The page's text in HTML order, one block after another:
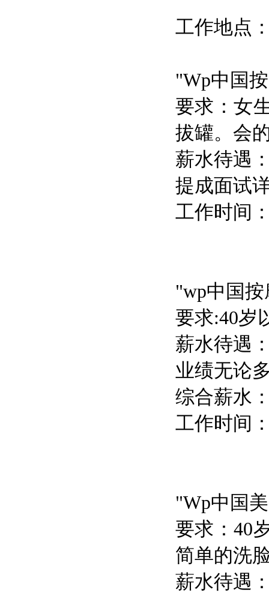
工作地点
"Wp中国
要求：女
拔罐。会
薪水待遇
提成面试
工作时间
"wp中国
要求:40岁
薪水待遇
业绩无论
综合薪水
工作时间
"Wp中国
要求：40
简单的洗
薪水待遇